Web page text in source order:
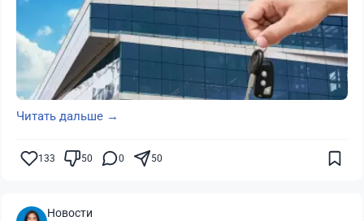
Читать дальше →
133 50 0 50
Новости